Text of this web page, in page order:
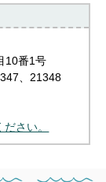
10番1号
、21348
さい。